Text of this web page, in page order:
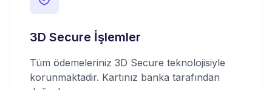
3D Secure İşlemler
Tüm ödemeleriniz 3D Secure teknolojisiyle
korunmaktadir. Kartınız banka tarafından